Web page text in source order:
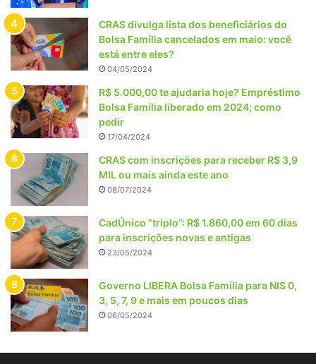
CRAS divulga lista dos beneficiários do
Bolsa Família cancelados em maio: você
está entre eles?
04/05/2024
R$ 5.000,00 te ajudaria hoje? Empréstimo
Bolsa Família liberado em 2024; como
pedir
17/04/2024
CRAS com inscrições para receber R$ 3,9
MIL ou mais ainda este ano
08/07/2024
CadÚnico “triplo”: R$ 1.860,00 em 60 dias
para inscrições novas e antigas
23/05/2024
Governo LIBERA Bolsa Família para NIS 0,
3, 5, 7, 9 e mais em poucos dias
06/05/2024